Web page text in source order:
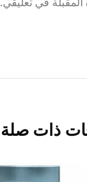
ذات صلة